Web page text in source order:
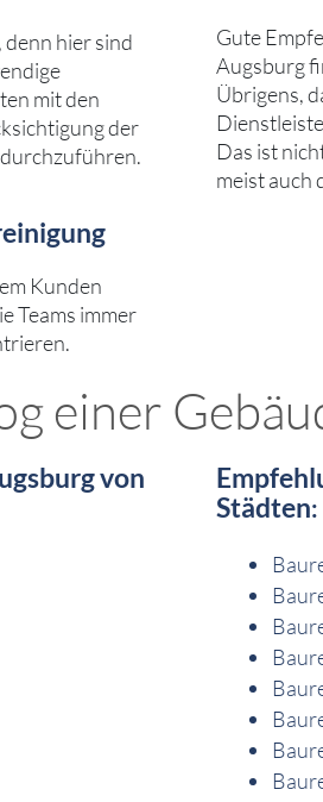
denn hier sind
mit den
der
Gute
Augsburg
Übrigens,
Das ist
meist auch
Kunden
Teams immer
einer
von
Städten: